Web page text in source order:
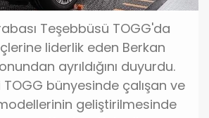
Teşebbüsü TOGG'da
liderlik eden Berkan
ayrıldığını duyurdu.
TOGG bünyesinde çalışan ve
modellerinin geliştirilmesinde